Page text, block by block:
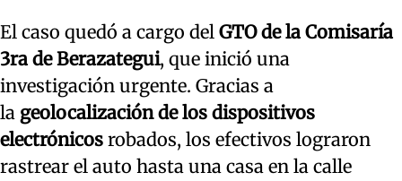
El caso quedó a cargo del GTO de la Comisaría
3ra de Berazategui, que inició una
investigación urgente. Gracias a
la geolocalización de los dispositivos
electrónicos robados, los efectivos lograron
rastrear el auto hasta una casa en la calle